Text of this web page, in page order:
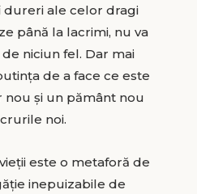
dureri ale celor dragi
până la lacrimi, nu va
niciun fel. Dar mai
de a face ce este
nou și un pământ nou
noi.
este o metaforă de
inepuizabile de